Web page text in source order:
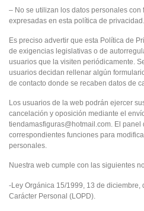
– No se utilizan los datos personales con
expresadas en esta política de privacidad.
Es preciso advertir que esta Política de
de exigencias legislativas o de
usuarios que la visiten periódicamente.
usuarios decidan rellenar algún
de contacto donde se recaben datos de
Los usuarios de la web podrán ejercer
cancelación y oposición mediante el
tiendamasfiguras@hotmail.com. El
correspondientes funciones para
personales.
Nuestra web cumple con las siguientes
-Ley Orgánica 15/1999, 13 de diciembre,
Carácter Personal (LOPD).